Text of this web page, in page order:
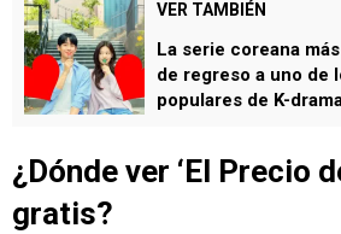
VER TAMBIÉN
La serie coreana
de regreso a uno de
populares de K-
¿Dónde ver ‘El Precio
gratis?